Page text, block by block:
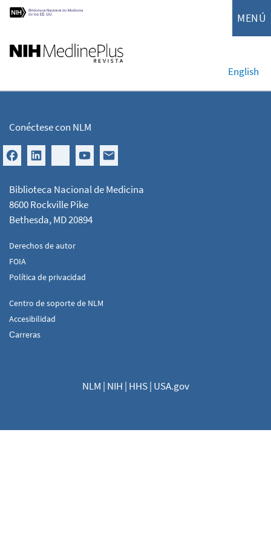
MENÚ
English
Conéctese con NLM
Biblioteca Nacional de Medicina
8600 Rockville Pike
Bethesda, MD 20894
Derechos de autor
FOIA
Política de privacidad
Centro de soporte de NLM
Accesibilidad
Сarreras
NLM | NIH | HHS| USA.gov